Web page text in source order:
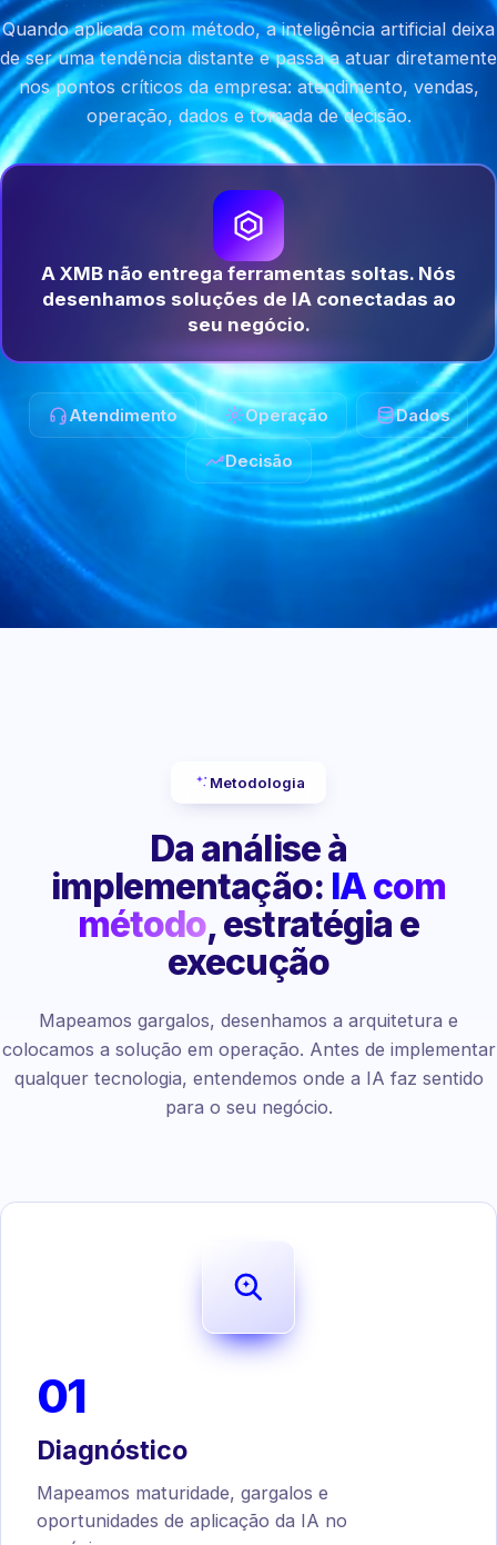
Quando aplicada com método, a inteligência artificial deixa
de ser uma tendência distante e passa a atuar diretamente
nos pontos críticos da empresa: atendimento, vendas,
operação, dados e tomada de decisão.
A XMB não entrega ferramentas soltas. Nós
desenhamos soluções de IA conectadas ao
seu negócio.
Atendimento Operação Dados
Decisão
Metodologia
Da análise à
implementação: IA com
método, estratégia e
execução
Mapeamos gargalos, desenhamos a arquitetura e
colocamos a solução em operação. Antes de implementar
qualquer tecnologia, entendemos onde a IA faz sentido
para o seu negócio.
01
Diagnóstico
Mapeamos maturidade, gargalos e
oportunidades de aplicação da IA no